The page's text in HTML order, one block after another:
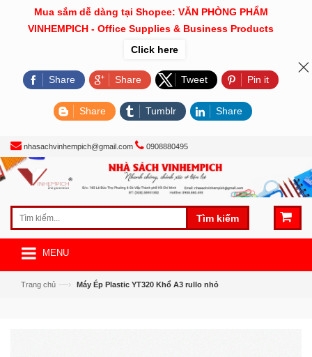
nhasachvinhempich@gmail.com 0908880495
Tìm kiếm
MENU
Trang chủ —› Máy Ép Plastic YT320 Khổ A3 rullo nhỏ
Mua sắm dễ dàng tại Shopee: VĂN PHÒNG PHẨM
VINHEMPICH - Office Supplies & Business Products
Click here
Share Share Tweet Pin it
Share Tumblr Share